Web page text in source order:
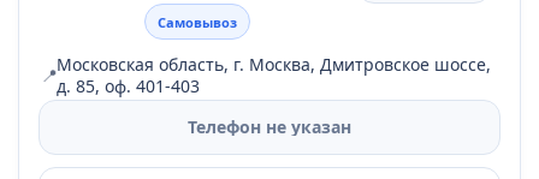
Самовывоз
📍Московская область, г. Москва, Дмитровское шоссе,
д. 85, оф. 401-403
Телефон не указан